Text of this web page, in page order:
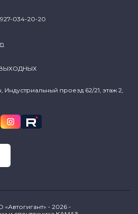
034-20-20
ВЫХОДНЫХ
проезд 62/21, этаж 2,
- 2026 -